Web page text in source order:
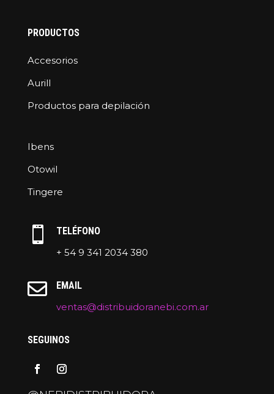
PRODUCTOS
Accesorios
Aurill
Productos para depilación
Ibens
Otowil
Tingere

TELÉFONO
+ 54 9 341 2034 380

EMAIL
ventas@distribuidoranebi.com.ar
SEGUINOS